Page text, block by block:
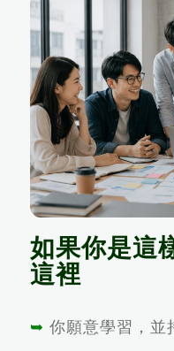
如果你是這
這裡
➥ 你願意學習，並